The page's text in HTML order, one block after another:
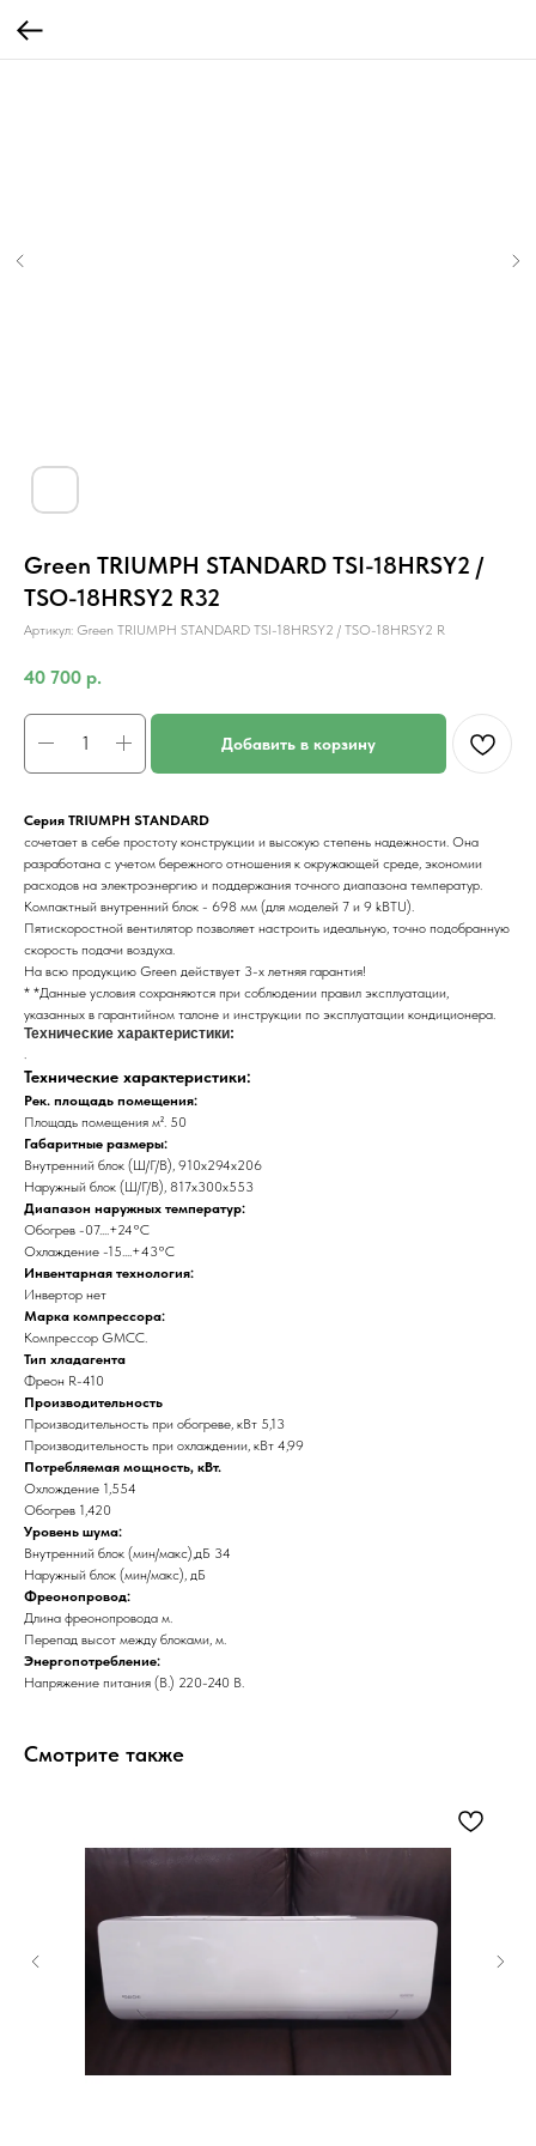
Green TRIUMPH STANDARD TSI-18HRSY2 /
TSO-18HRSY2 R32
Артикул: Green TRIUMPH STANDARD TSI-18HRSY2 / TSO-18HRSY2 R
40 700 р.
Добавить в корзину
Серия TRIUMPH STANDARD
сочетает в себе простоту конструкции и высокую степень надежности. Она
разработана с учетом бережного отношения к окружающей среде, экономии
расходов на электроэнергию и поддержания точного диапазона температур.
Компактный внутренний блок - 698 мм (для моделей 7 и 9 kBTU).
Пятискоростной вентилятор позволяет настроить идеальную, точно подобранную
скорость подачи воздуха.
На всю продукцию Green действует 3-х летняя гарантия!
* *Данные условия сохраняются при соблюдении правил эксплуатации,
указанных в гарантийном талоне и инструкции по эксплуатации кондиционера.
Технические характеристики:
.
Технические характеристики:
Рек. площадь помещения:
Площадь помещения м². 50
Габаритные размеры:
Внутренний блок (Ш/Г/В), 910х294х206
Наружный блок (Ш/Г/В), 817x300x553
Диапазон наружных температур:
Обогрев -07....+24°C
Охлаждение -15....+43°C
Инвентарная технология:
Инвертор нет
Марка компрессора:
Компрессор GMCC.
Тип хладагента
Фреон R-410
Производительность
Производительность при обогреве, кВт 5,13
Производительность при охлаждении, кВт 4,99
Потребляемая мощность, кВт.
Охлождение 1,554
Обогрев 1,420
Уровень шума:
Внутренний блок (мин/макс),дБ 34
Наружный блок (мин/макс), дБ
Фреонопровод:
Длина фреонопровода м.
Перепад высот между блоками, м.
Энергопотребление:
Напряжение питания (В.) 220-240 В.
Смотрите также